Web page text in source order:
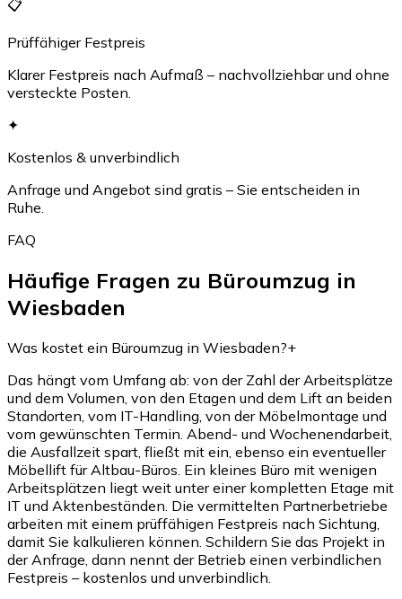
📋
Prüffähiger Festpreis
Klarer Festpreis nach Aufmaß – nachvollziehbar und ohne
versteckte Posten.
✦
Kostenlos & unverbindlich
Anfrage und Angebot sind gratis – Sie entscheiden in
Ruhe.
FAQ
Häufige Fragen zu Büroumzug in
Wiesbaden
Was kostet ein Büroumzug in Wiesbaden?+
Das hängt vom Umfang ab: von der Zahl der Arbeitsplätze
und dem Volumen, von den Etagen und dem Lift an beiden
Standorten, vom IT-Handling, von der Möbelmontage und
vom gewünschten Termin. Abend- und Wochenendarbeit,
die Ausfallzeit spart, fließt mit ein, ebenso ein eventueller
Möbellift für Altbau-Büros. Ein kleines Büro mit wenigen
Arbeitsplätzen liegt weit unter einer kompletten Etage mit
IT und Aktenbeständen. Die vermittelten Partnerbetriebe
arbeiten mit einem prüffähigen Festpreis nach Sichtung,
damit Sie kalkulieren können. Schildern Sie das Projekt in
der Anfrage, dann nennt der Betrieb einen verbindlichen
Festpreis – kostenlos und unverbindlich.